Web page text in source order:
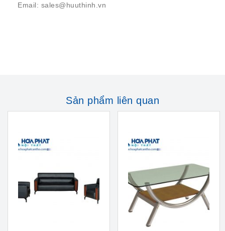
Email: sales@huuthinh.vn
Sản phẩm liên quan